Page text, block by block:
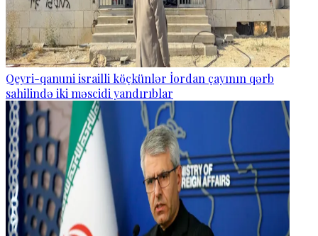
Qeyri-qanuni israilli köçkünlər İordan çayının qərb
sahilində iki məscidi yandırıblar